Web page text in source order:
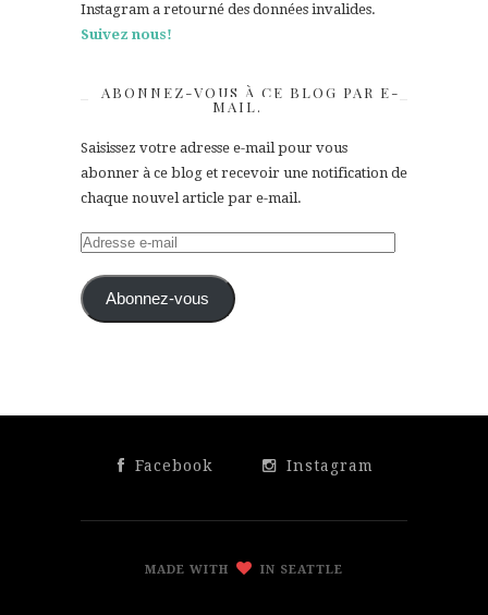
Instagram a retourné des données invalides.
Suivez nous!
ABONNEZ-VOUS À CE BLOG PAR E-
MAIL.
Saisissez votre adresse e-mail pour vous
abonner à ce blog et recevoir une notification de
chaque nouvel article par e-mail.
Adresse
mail Abonnez-vous
Facebook Instagram
MADE WITH IN SEATTLE